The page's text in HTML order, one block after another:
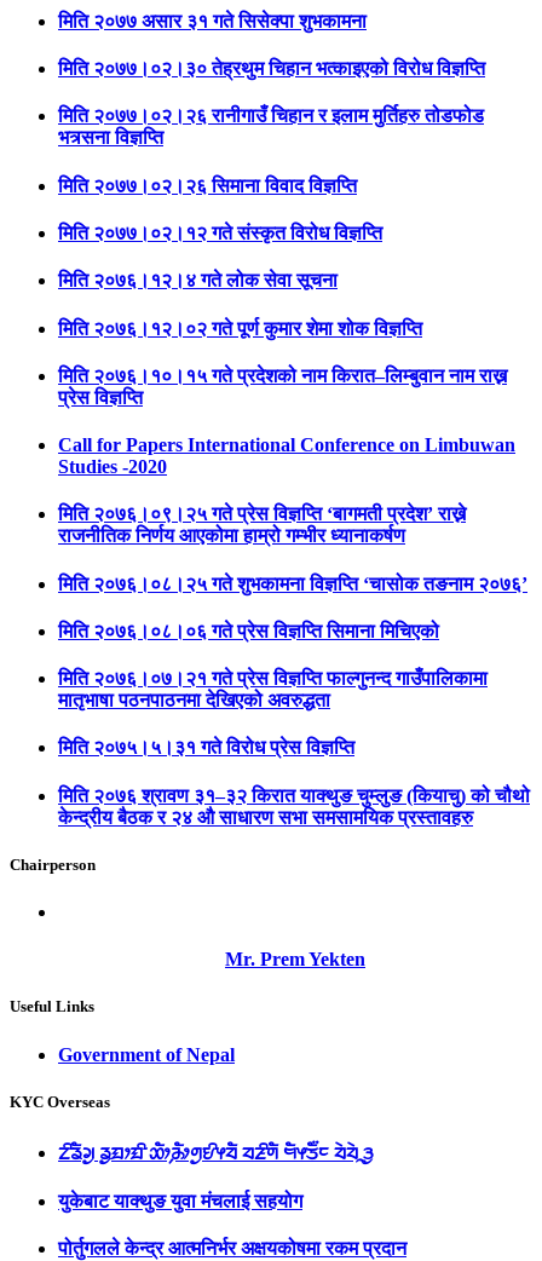
मिति २०७७ असार ३१ गते सिसेक्पा शुभकामना
मिति २०७७।०२।३० तेह्रथुम चिहान भत्काइएको विरोध विज्ञप्ति
मिति २०७७।०२।२६ रानीगाउँ चिहान र इलाम मुर्तिहरु तोडफोड
भत्र्सना विज्ञप्ति
मिति २०७७।०२।२६ सिमाना विवाद विज्ञप्ति
मिति २०७७।०२।१२ गते संस्कृत विरोध विज्ञप्ति
मिति २०७६।१२।४ गते लोक सेवा सूचना
मिति २०७६।१२।०२ गते पूर्ण कुमार शेमा शोक विज्ञप्ति
मिति २०७६।१०।१५ गते प्रदेशको नाम किरात–लिम्बुवान नाम राख्न
प्रेस विज्ञप्ति
Call for Papers International Conference on Limbuwan
Studies -2020
मिति २०७६।०९।२५ गते प्रेस विज्ञप्ति ‘बागमती प्रदेश’ राख्ने
राजनीतिक निर्णय आएकोमा हाम्रो गम्भीर ध्यानाकर्षण
मिति २०७६।०८।२५ गते शुभकामना विज्ञप्ति ‘चासोक तङनाम २०७६’
मिति २०७६।०८।०६ गते प्रेस विज्ञप्ति सिमाना मिचिएको
मिति २०७६।०७।२१ गते प्रेस विज्ञप्ति फाल्गुनन्द गाउँपालिकामा
मातृभाषा पठनपाठनमा देखिएको अवरुद्धता
मिति २०७५।५।३१ गते विरोध प्रेस विज्ञप्ति
मिति २०७६ श्रावण ३१–३२ किरात याक्थुङ चुम्लुङ (कियाचु) को चौथो
केन्द्रीय बैठक र २४ औ साधारण सभा समसामयिक प्रस्तावहरु
Chairperson
Mr. Prem Yekten
Useful Links
Government of Nepal
KYC Overseas
ᤁᤡᤕᤠᤆᤢ ᤕᤢᤀᤣᤀᤡ ᤑᤥ᤹ᤌᤥᤛᤢᤎᤡᤶᤔᤠ ᤔᤏᤡᤛᤠ ᤗᤠᤶᤍᤠ᤺ᤰ ᤔᤧᤔᤧᤳᤋᤢ
युकेबाट याक्थुङ युवा मंचलाई सहयोग
पोर्तुगलले केन्द्र आत्मनिर्भर अक्षयकोषमा रकम प्रदान